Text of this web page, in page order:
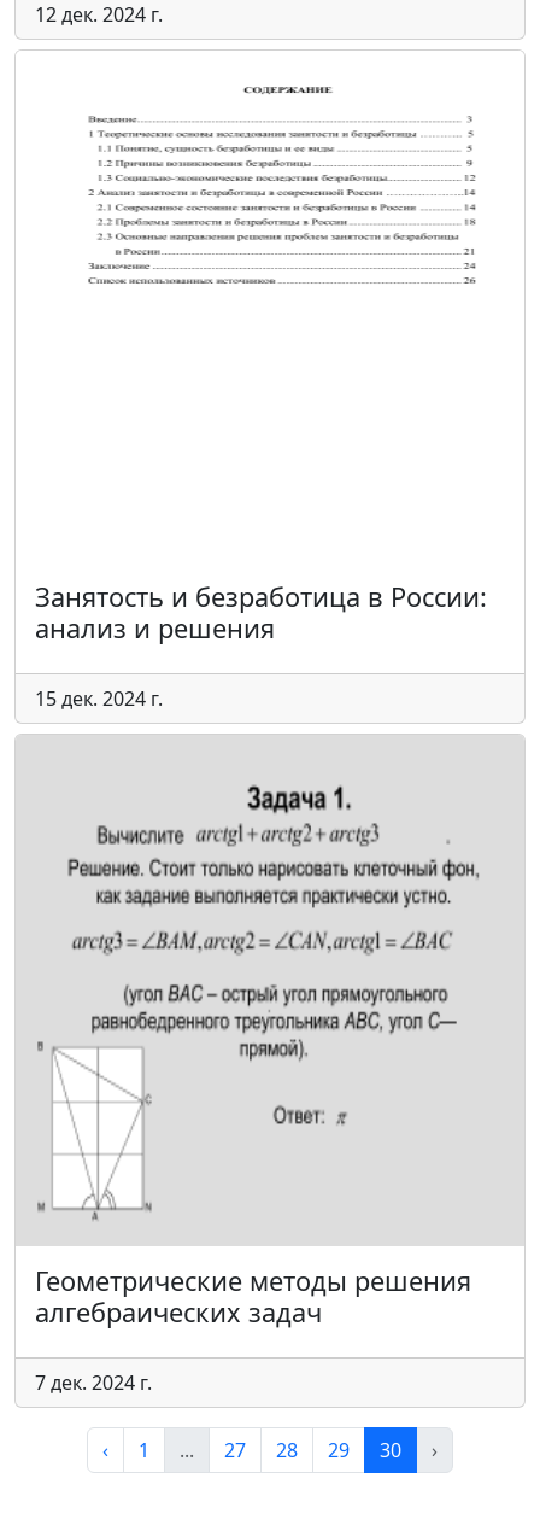
12 дек. 2024 г.
Занятость и безработица в России:
анализ и решения
15 дек. 2024 г.
Геометрические методы решения
алгебраических задач
7 дек. 2024 г.
‹ 1 ... 27 28 29 30 ›